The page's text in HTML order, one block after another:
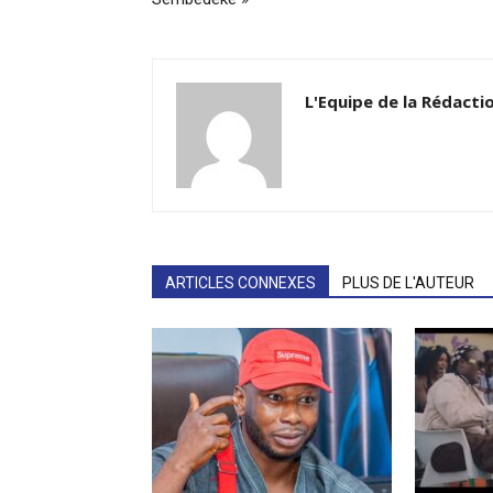
L'Equipe de la
ARTICLES CONNEXES PLUS DE L'AUTEUR